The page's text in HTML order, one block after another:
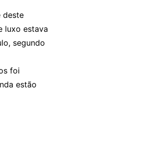
deste
luxo estava
segundo
foi
estão